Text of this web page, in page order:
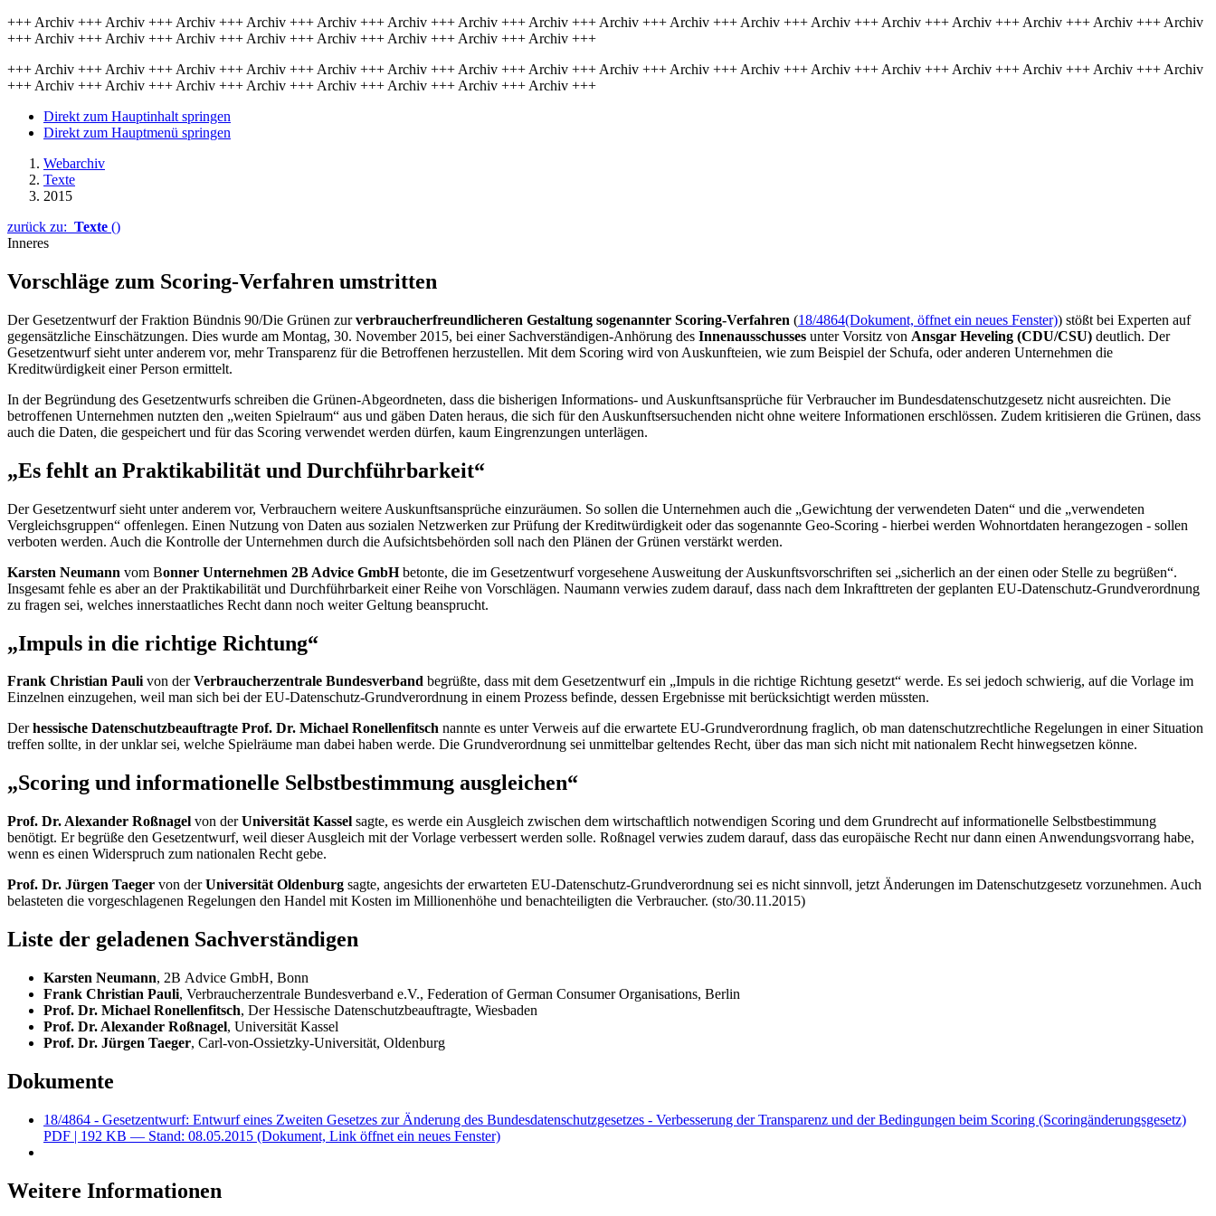
+++ Archiv +++ Archiv +++ Archiv +++ Archiv +++ Archiv +++ Archiv +++ Archiv +++ Archiv +++ Archiv +++ Archiv +++ Archiv +++ Archiv +++ Archiv +++ Archiv +++ Archiv +++ Archiv +++ Archiv
+++ Archiv +++ Archiv +++ Archiv +++ Archiv +++ Archiv +++ Archiv +++ Archiv +++ Archiv +++
+++ Archiv +++ Archiv +++ Archiv +++ Archiv +++ Archiv +++ Archiv +++ Archiv +++ Archiv +++ Archiv +++ Archiv +++ Archiv +++ Archiv +++ Archiv +++ Archiv +++ Archiv +++ Archiv +++ Archiv
+++ Archiv +++ Archiv +++ Archiv +++ Archiv +++ Archiv +++ Archiv +++ Archiv +++ Archiv +++
Direkt zum Hauptinhalt springen
Direkt zum Hauptmenü springen
Webarchiv
Texte
2015
zurück zu: Texte ()
Inneres
Vorschläge zum Scoring-Verfahren umstritten
Der Gesetzentwurf der Fraktion Bündnis 90/Die Grünen zurverbraucherfreundlicheren Gestaltung sogenannter Scoring-Verfahren (18/4864(Dokument, öffnet ein neues Fenster)) stößt bei Experten auf
gegensätzliche Einschätzungen. Dies wurde am Montag, 30. November 2015, bei einer Sachverständigen-Anhörung des Innenausschusses unter Vorsitz von Ansgar Heveling (CDU/CSU) deutlich. Der
Gesetzentwurf sieht unter anderem vor, mehr Transparenz für die Betroffenen herzustellen. Mit dem Scoring wird von Auskunfteien, wie zum Beispiel der Schufa, oder anderen Unternehmen die
Kreditwürdigkeit einer Person ermittelt.
In der Begründung des Gesetzentwurfs schreiben die Grünen-Abgeordneten, dass die bisherigen Informations- und Auskunftsansprüche für Verbraucher im Bundesdatenschutzgesetz nicht ausreichten. Die
betroffenen Unternehmen nutzten den „weiten Spielraum“ aus und gäben Daten heraus, die sich für den Auskunftsersuchenden nicht ohne weitere Informationen erschlössen. Zudem kritisieren die Grünen, dass
auch die Daten, die gespeichert und für das Scoring verwendet werden dürfen, kaum Eingrenzungen unterlägen.
„Es fehlt an Praktikabilität und Durchführbarkeit“
Der Gesetzentwurf sieht unter anderem vor, Verbrauchern weitere Auskunftsansprüche einzuräumen. So sollen die Unternehmen auch die „Gewichtung der verwendeten Daten“ und die „verwendeten
Vergleichsgruppen“ offenlegen. Einen Nutzung von Daten aus sozialen Netzwerken zur Prüfung der Kreditwürdigkeit oder das sogenannte Geo-Scoring - hierbei werden Wohnortdaten herangezogen - sollen
verboten werden. Auch die Kontrolle der Unternehmen durch die Aufsichtsbehörden soll nach den Plänen der Grünen verstärkt werden.
Karsten Neumann vom Bonner Unternehmen 2B Advice GmbHbetonte, die im Gesetzentwurf vorgesehene Ausweitung der Auskunftsvorschriften sei „sicherlich an der einen oder Stelle zu begrüßen“.
Insgesamt fehle es aber an der Praktikabilität und Durchführbarkeit einer Reihe von Vorschlägen. Naumann verwies zudem darauf, dass nach dem Inkrafttreten der geplanten EU-Datenschutz-Grundverordnung
zu fragen sei, welches innerstaatliches Recht dann noch weiter Geltung beansprucht.
„Impuls in die richtige Richtung“
Frank Christian Paulivon derVerbraucherzentrale Bundesverband begrüßte, dass mit dem Gesetzentwurf ein „Impuls in die richtige Richtung gesetzt“ werde. Es sei jedoch schwierig, auf die Vorlage im
Einzelnen einzugehen, weil man sich bei der EU-Datenschutz-Grundverordnung in einem Prozess befinde, dessen Ergebnisse mit berücksichtigt werden müssten.
Derhessische Datenschutzbeauftragte Prof. Dr. Michael Ronellenfitsch nannte es unter Verweis auf die erwartete EU-Grundverordnung fraglich, ob man datenschutzrechtliche Regelungen in einer Situation
treffen sollte, in der unklar sei, welche Spielräume man dabei haben werde. Die Grundverordnung sei unmittelbar geltendes Recht, über das man sich nicht mit nationalem Recht hinwegsetzen könne.
„Scoring und informationelle Selbstbestimmung ausgleichen“
Prof. Dr. Alexander Roßnagel von derUniversität Kassel sagte, es werde ein Ausgleich zwischen dem wirtschaftlich notwendigen Scoring und dem Grundrecht auf informationelle Selbstbestimmung
benötigt. Er begrüße den Gesetzentwurf, weil dieser Ausgleich mit der Vorlage verbessert werden solle. Roßnagel verwies zudem darauf, dass das europäische Recht nur dann einen Anwendungsvorrang habe,
wenn es einen Widerspruch zum nationalen Recht gebe.
Prof. Dr. Jürgen Taeger von derUniversität Oldenburg sagte, angesichts der erwarteten EU-Datenschutz-Grundverordnung sei es nicht sinnvoll, jetzt Änderungen im Datenschutzgesetz vorzunehmen. Auch
belasteten die vorgeschlagenen Regelungen den Handel mit Kosten im Millionenhöhe und benachteiligten die Verbraucher. (sto/30.11.2015)
Liste der geladenen Sachverständigen
Karsten Neumann, 2B Advice GmbH, Bonn
Frank Christian Pauli, Verbraucherzentrale Bundesverband e.V., Federation of German Consumer Organisations, Berlin
Prof. Dr. Michael Ronellenfitsch, Der Hessische Datenschutzbeauftragte, Wiesbaden
Prof. Dr. Alexander Roßnagel, Universität Kassel
Prof. Dr. Jürgen Taeger, Carl-von-Ossietzky-Universität, Oldenburg
Dokumente
18/4864 - Gesetzentwurf: Entwurf eines Zweiten Gesetzes zur Änderung des Bundesdatenschutzgesetzes - Verbesserung der Transparenz und der Bedingungen beim Scoring (Scoringänderungsgesetz)
PDF | 192 KB — Stand: 08.05.2015 (Dokument, Link öffnet ein neues Fenster)
Weitere Informationen